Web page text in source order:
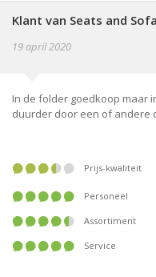
Klant van Seats and
19 april 2020
In de folder goedkoop maar
duurder door een of andere
Prijs-kwaliteit
Personeel
Assortiment
Service